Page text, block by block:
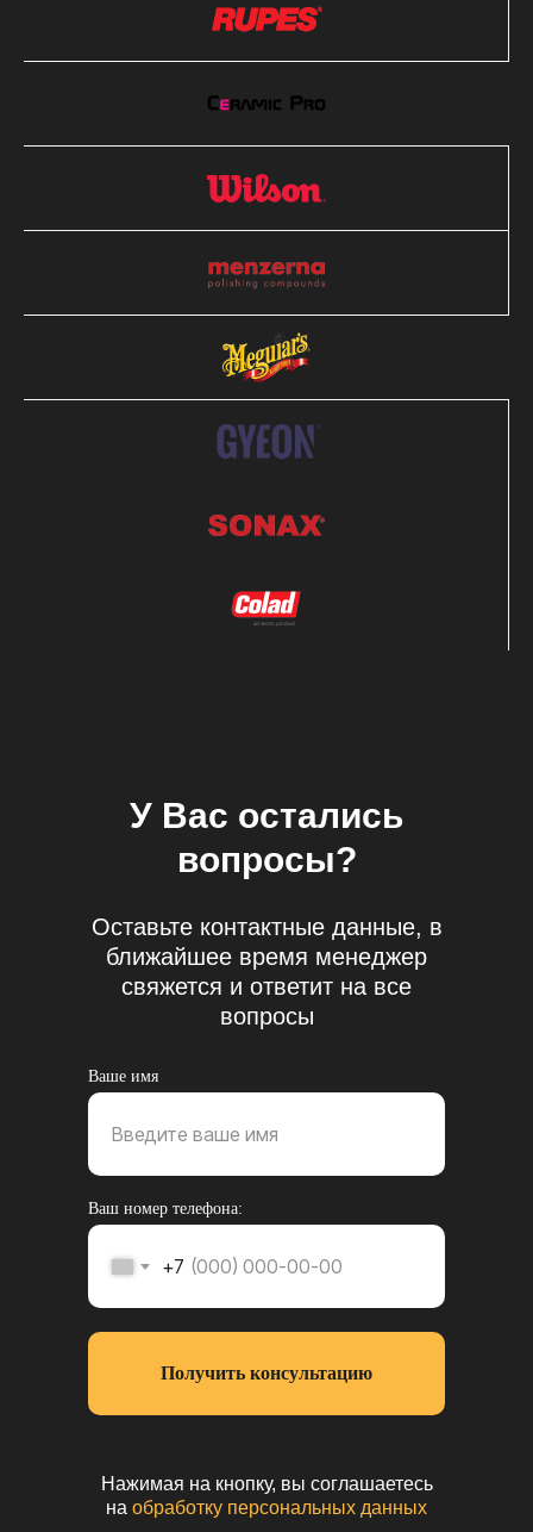
Ваше имя
Ваш номер телефона:
+7
Получить консультацию
Нажимая на кнопку, вы соглашаетесь
на обработку персональных данных
У Вас остались
вопросы?
Оставьте контактные данные, в
ближайшее время менеджер
свяжется и ответит на все
вопросы
г. Москва, ул. Люблинская, д. 153, ТЦ «ЛЮБЛЮ
МОЛЛ», -1 этаж
Ежедневно с 10:00 до 22:00
Просто заполните форму или
свяжитесь с нами удобным для Вас
+7 (993) 226-07-06
Я соглашаюсь сполитикой конфиденциальности
ОТПРАВИТЬ
+7 (495) 197-07-06